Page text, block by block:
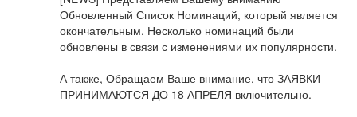
Обновленный Список Номинаций, который является
окончательным. Несколько номинаций были
обновлены в связи с изменениями их популярности.
А также, Обращаем Ваше внимание, что ЗАЯВКИ
ПРИНИМАЮТСЯ ДО 18 АПРЕЛЯ включительно.